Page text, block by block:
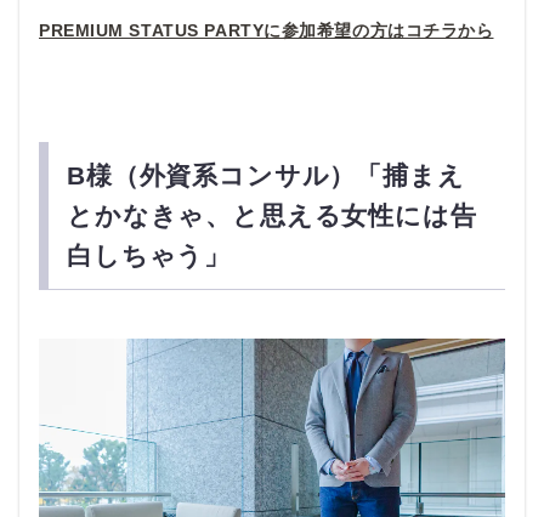
PREMIUM STATUS PARTYに参加希望の方はコチラから
B様（外資系コンサル）「捕まえ
とかなきゃ、と思える女性には告
白しちゃう」